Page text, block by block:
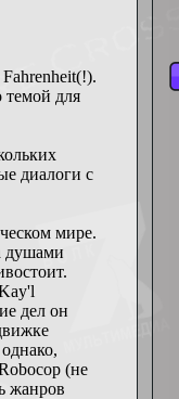
Fahrenheit(!).
темой для
диалоги с
мире.
душами
дел он
(не
жанров